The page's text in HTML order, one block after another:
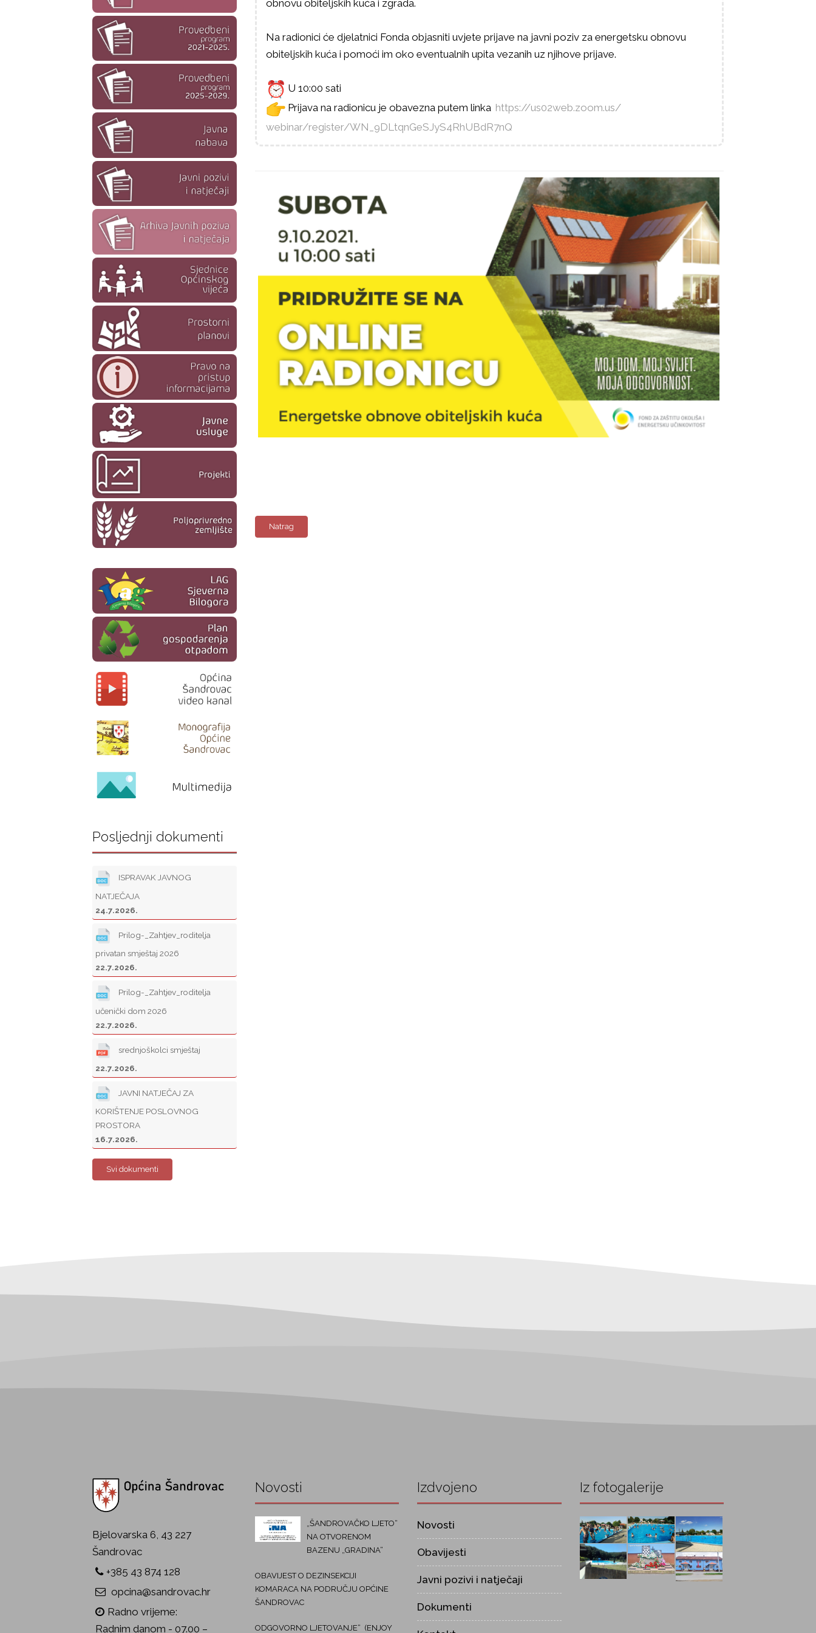
obnovu obiteljskih kuća i zgrada.
Na radionici će djelatnici Fonda objasniti uvjete prijave na javni poziv za energetsku obnovu
obiteljskih kuća i pomoći im oko eventualnih upita vezanih uz njihove prijave.
U 10:00 sati
Prijava na radionicu je obavezna putem linka https://us02web.zoom.us/
webinar/register/WN_ 9DLtqnGeSJyS4RhUBdR7nQ
Natrag
Posljednji dokumenti
ISPRAVAK JAVNOG
NATJEČAJA
24.7.2026.
Prilog-_Zahtjev_roditelja
privatan smještaj 2026
22.7.2026.
Prilog-_Zahtjev_roditelja
učenički dom 2026
22.7.2026.
srednjoškolci smještaj
22.7.2026.
JAVNI NATJEČAJ ZA
KORIŠTENJE POSLOVNOG
PROSTORA
16.7.2026.
Svi dokumenti
Bjelovarska 6, 43 227
Šandrovac
+385 43 874 128
opcina@sandrovac.hr
Radno vrijeme:
Radnim danom - 07.00 –
Novosti
„ŠANDROVAČKO LJETO“
NA OTVORENOM
BAZENU „GRADINA“
OBAVIJEST O DEZINSEKCIJI
KOMARACA NA PODRUČJU OPĆINE
ŠANDROVAC
ODGOVORNO LJETOVANJE“ (ENJOY
Izdvojeno
Novosti
Obavijesti
Javni pozivi i natječaji
Dokumenti
Iz fotogalerije